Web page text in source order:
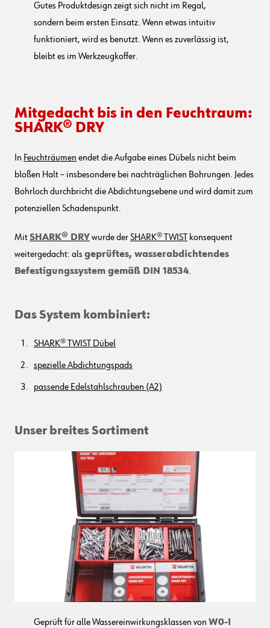
Gutes Produktdesign zeigt sich nicht im Regal,
sondern beim ersten Einsatz. Wenn etwas intuitiv
funktioniert, wird es benutzt. Wenn es zuverlässig ist,
bleibt es im Werkzeugkoffer.
Mitgedacht bis in den Feuchtraum:
SHARK® DRY
In Feuchträumen endet die Aufgabe eines Dübels nicht beim
bloßen Halt – insbesondere bei nachträglichen Bohrungen. Jedes
Bohrloch durchbricht die Abdichtungsebene und wird damit zum
potenziellen Schadenspunkt.
MitSHARK® DRYwurde derSHARK® TWIST konsequent
weitergedacht: alsgeprüftes, wasserabdichtendes
Befestigungssystem gemäß DIN 18534.
Das System kombiniert:
SHARK® TWIST Dübel
spezielle Abdichtungspads
passende Edelstahlschrauben (A2)
Unser breites Sortiment
Geprüft für alle Wassereinwirkungsklassen von W0-I